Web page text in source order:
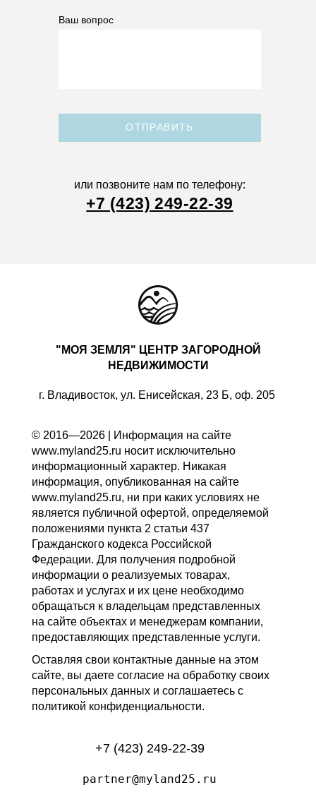
Ваш вопрос
ОТПРАВИТЬ
или позвоните нам по телефону:
+7 (423) 249-22-39
"МОЯ ЗЕМЛЯ" ЦЕНТР ЗАГОРОДНОЙ
НЕДВИЖИМОСТИ
г. Владивосток, ул. Енисейская, 23 Б, оф. 205
© 2016—2026 | Информация на сайте
www.myland25.ru носит исключительно
информационный характер. Никакая
информация, опубликованная на сайте
www.myland25.ru, ни при каких условиях не
является публичной офертой, определяемой
положениями пункта 2 статьи 437
Гражданского кодекса Российской
Федерации. Для получения подробной
информации о реализуемых товарах,
работах и услугах и их цене необходимо
обращаться к владельцам представленных
на сайте объектах и менеджерам компании,
предоставляющих представленные услуги.
Оставляя свои контактные данные на этом
сайте, вы даете согласие на обработку своих
персональных данных и соглашаетесь с
политикой конфиденциальности.
+7 (423) 249-22-39
partner@myland25.ru